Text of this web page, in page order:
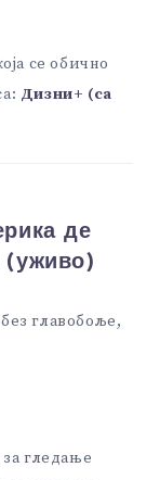
се обично
Дизни+ (са
де
(уживо)
главобоље,
за гледање